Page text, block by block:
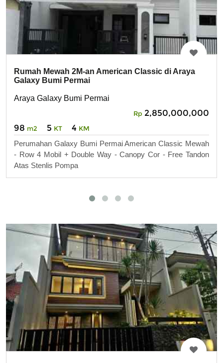
Rumah Mewah 2M-an American Classic di Araya
Galaxy Bumi Permai
Araya Galaxy Bumi Permai
Rp 2,850,000,000
98 m2 5 KT 4 KM
Perumahan Galaxy Bumi Permai American Classic Mewah
- Row 4 Mobil + Double Way - Canopy Cor - Free Tandon
Atas Stenlis Pompa